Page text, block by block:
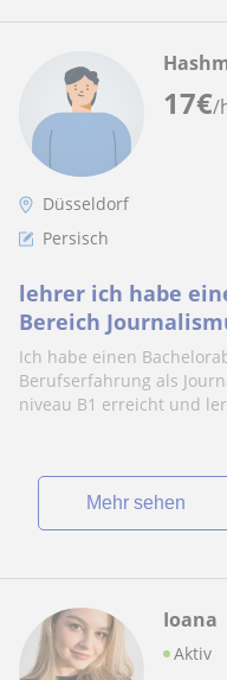
17€/
Düsseldorf
Persisch
lehrer ich habe
Bereich
Ich habe einen
Berufserfahrung als
niveau B1 erreicht und
Mehr sehen
Ioana
Aktiv